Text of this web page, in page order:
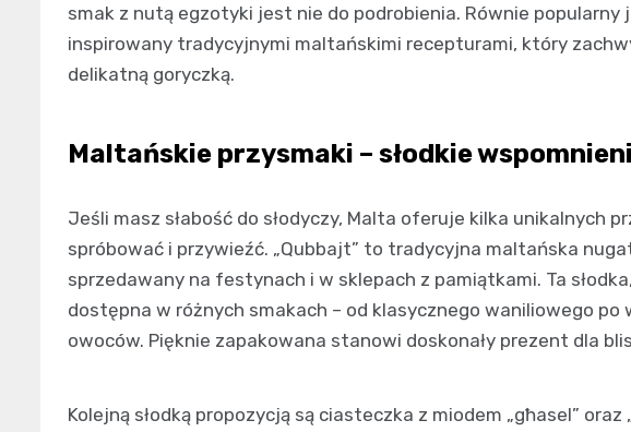
smak z nutą egzotyki jest nie do podrobienia. Równie popularny
inspirowany tradycyjnymi maltańskimi recepturami, który
delikatną goryczką.
Maltańskie przysmaki – słodkie
Jeśli masz słabość do słodyczy, Malta oferuje kilka unikalnych
spróbować i przywieźć. „Qubbajt” to tradycyjna maltańska
sprzedawany na festynach i w sklepach z pamiątkami. Ta
dostępna w różnych smakach – od klasycznego waniliowego
owoców. Pięknie zapakowana stanowi doskonały prezent dla
Kolejną słodką propozycją są ciasteczka z miodem „għasel” oraz